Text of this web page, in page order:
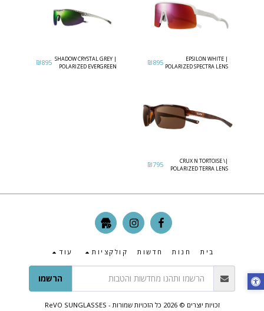
EPSILON WHITE |
POLARIZED SPECTRA LENS
₪895
SHADOW CRYSTAL GREY |
POLARIZED EVERGREEN
₪895
CRUX N TORTOISE \|
POLARIZED TERRA LENS
₪795
בית חנות חדשות קולקציות עוד
הרשמו
זכויות יוצרים © 2026 כל הזכויות שמורות - ReVO SUNGLASSES